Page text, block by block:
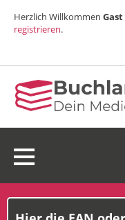
Herzlich Willkommen Gast
registrieren.